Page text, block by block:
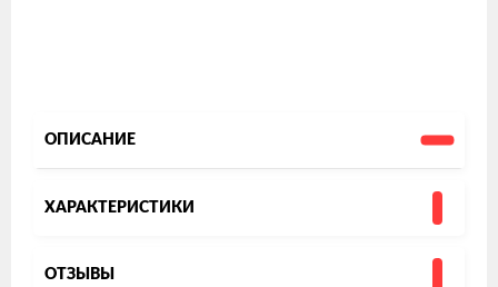
ОПИСАНИЕ
ХАРАКТЕРИСТИКИ
ОТЗЫВЫ